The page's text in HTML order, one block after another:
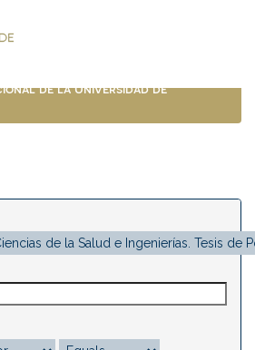
de la Universidad de